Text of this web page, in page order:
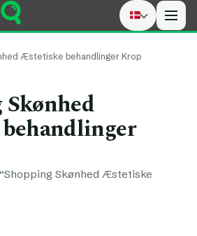
Æstetiske behandlinger Krop
Skønhed Æstetiske